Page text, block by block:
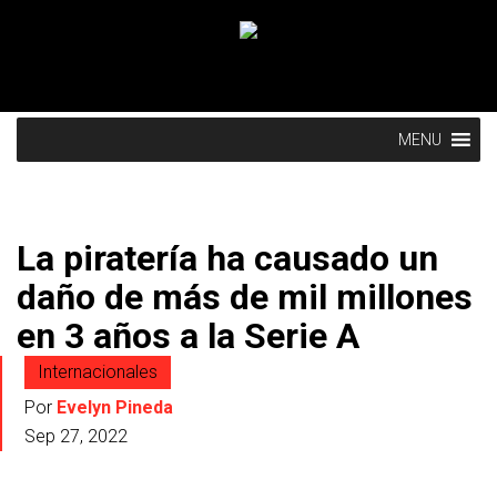
MENU
La piratería ha causado un
daño de más de mil millones
en 3 años a la Serie A
Internacionales
Por Evelyn Pineda
Sep 27, 2022